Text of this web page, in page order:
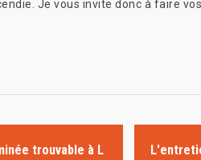
Je vous invite donc à faire
trouvable à L